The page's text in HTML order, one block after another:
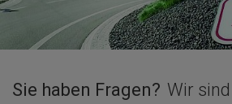
Sie haben Fragen? Wir